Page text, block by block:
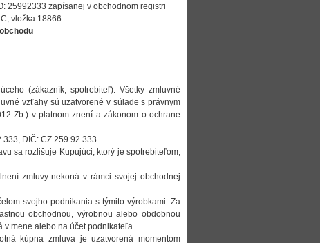
25992333 zapísanej v obchodnom registri
vložka 18866
(zákazník, spotrebiteľ). Všetky zmluvné
vzťahy sú uzatvorené v súlade s právnym
Zb.) v platnom znení a zákonom o ochrane
333, DIČ: CZ 259 92 333.
sa rozlišuje Kupujúci, ktorý je spotrebiteľom,
zmluvy nekoná v rámci svojej obchodnej
svojho podnikania s týmito výrobkami. Za
obchodnou, výrobnou alebo obdobnou
mene alebo na účet podnikateľa.
kúpna zmluva je uzatvorená momentom